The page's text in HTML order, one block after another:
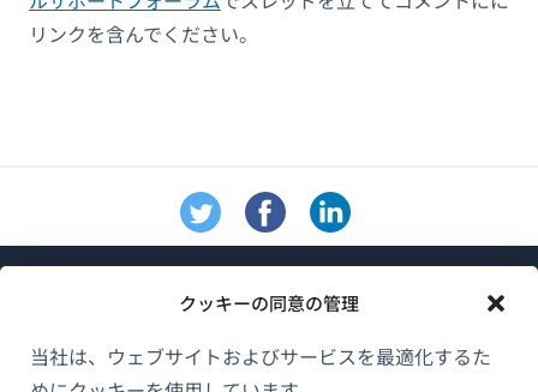
クッキーの同意の管理
当社は、ウェブサイトおよびサービスを最適化するた
リンクを含んでください。